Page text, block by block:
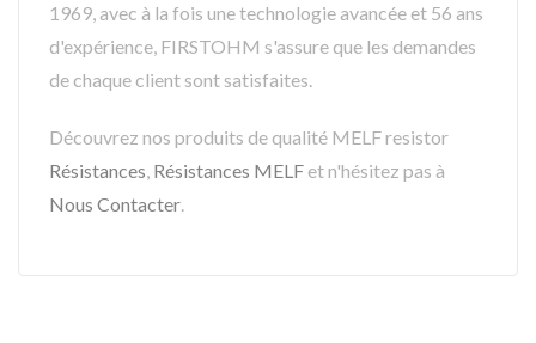
1969, avec à la fois une technologie avancée et 56 ans
d'expérience, FIRSTOHM s'assure que les demandes
de chaque client sont satisfaites.
Découvrez nos produits de qualité MELF resistor
Résistances, Résistances MELF et n'hésitez pas à
Nous Contacter.